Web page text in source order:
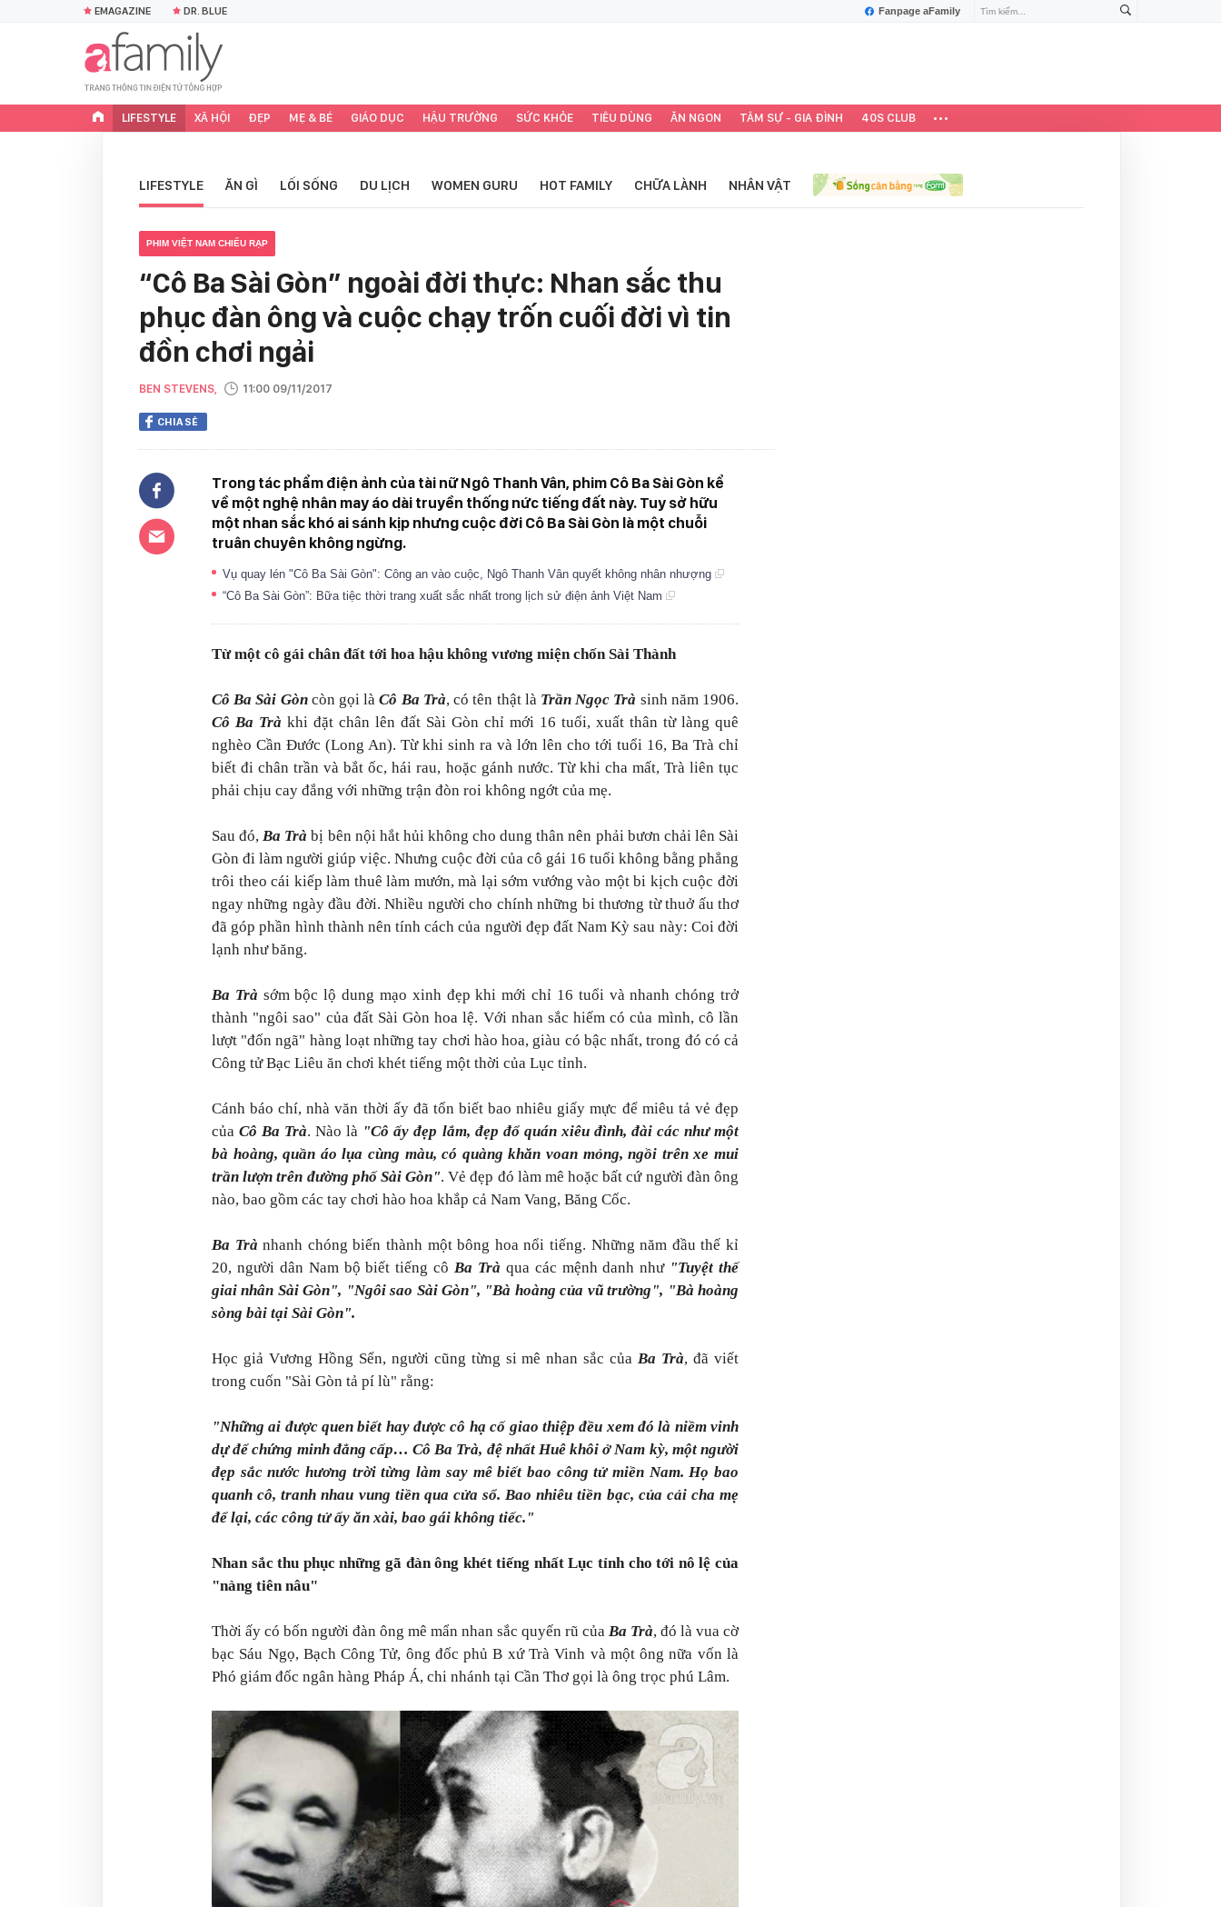
Fanpage aFamily
EMAGAZINE DR. BLUE
LIFESTYLE XÃ HỘI ĐẸP MẸ & BÉ GIÁO DỤC HẬU TRƯỜNG SỨC KHỎE TIÊU DÙNG ĂN NGON TÂM SỰ - GIA ĐÌNH 40S CLUB
LIFESTYLE ĂN GÌ LỐI SỐNG DU LỊCH WOMEN GURU HOT FAMILY CHỮA LÀNH NHÂN VẬT
PHIM VIỆT NAM CHIẾU RẠP
“Cô Ba Sài Gòn” ngoài đời thực: Nhan sắc thu
phục đàn ông và cuộc chạy trốn cuối đời vì tin
đồn chơi ngải
BEN STEVENS, 11:00 09/11/2017
CHIA SẺ
Trong tác phẩm điện ảnh của tài nữ Ngô Thanh Vân, phim Cô Ba Sài Gòn kể
về một nghệ nhân may áo dài truyền thống nức tiếng đất này. Tuy sở hữu
một nhan sắc khó ai sánh kịp nhưng cuộc đời Cô Ba Sài Gòn là một chuỗi
truân chuyên không ngừng.
Vụ quay lén "Cô Ba Sài Gòn": Công an vào cuộc, Ngô Thanh Vân quyết không nhân nhượng
“Cô Ba Sài Gòn”: Bữa tiệc thời trang xuất sắc nhất trong lịch sử điện ảnh Việt Nam
Từ một cô gái chân đất tới hoa hậu không vương miện chốn Sài Thành
Cô Ba Sài Gòncòn gọi làCô Ba Trà, có tên thật là Trần Ngọc Trà sinh năm 1906.
Cô Ba Trà khi đặt chân lên đất Sài Gòn chỉ mới 16 tuổi, xuất thân từ làng quê
nghèo Cần Đước (Long An). Từ khi sinh ra và lớn lên cho tới tuổi 16, Ba Trà chỉ
biết đi chân trần và bắt ốc, hái rau, hoặc gánh nước. Từ khi cha mất, Trà liên tục
phải chịu cay đắng với những trận đòn roi không ngớt của mẹ.
Sau đó,Ba Tràbị bên nội hắt hủi không cho dung thân nên phải bươn chải lên Sài
Gòn đi làm người giúp việc. Nhưng cuộc đời của cô gái 16 tuổi không bằng phẳng
trôi theo cái kiếp làm thuê làm mướn, mà lại sớm vướng vào một bi kịch cuộc đời
ngay những ngày đầu đời. Nhiều người cho chính những bi thương từ thuở ấu thơ
đã góp phần hình thành nên tính cách của người đẹp đất Nam Kỳ sau này: Coi đời
lạnh như băng.
Ba Trà sớm bộc lộ dung mạo xinh đẹp khi mới chỉ 16 tuổi và nhanh chóng trở
thành "ngôi sao" của đất Sài Gòn hoa lệ. Với nhan sắc hiếm có của mình, cô lần
lượt "đốn ngã" hàng loạt những tay chơi hào hoa, giàu có bậc nhất, trong đó có cả
Công tử Bạc Liêu ăn chơi khét tiếng một thời của Lục tỉnh.
Cánh báo chí, nhà văn thời ấy đã tốn biết bao nhiêu giấy mực để miêu tả vẻ đẹp
củaCô Ba Trà. Nào là "Cô ấy đẹp lắm, đẹp đổ quán xiêu đình, đài các như một
bà hoàng, quần áo lụa cùng màu, có quàng khăn voan mỏng, ngồi trên xe mui
trần lượn trên đường phố Sài Gòn". Vẻ đẹp đó làm mê hoặc bất cứ người đàn ông
nào, bao gồm các tay chơi hào hoa khắp cả Nam Vang, Băng Cốc.
Ba Trànhanh chóng biến thành một bông hoa nổi tiếng. Những năm đầu thế kỉ
20, người dân Nam bộ biết tiếng cô Ba Trà qua các mệnh danh như "Tuyệt thế
giai nhân Sài Gòn", "Ngôi sao Sài Gòn", "Bà hoàng của vũ trường", "Bà hoàng
sòng bài tại Sài Gòn".
Học giả Vương Hồng Sển, người cũng từng si mê nhan sắc củaBa Trà, đã viết
trong cuốn "Sài Gòn tả pí lù" rằng:
"Những ai được quen biết hay được cô hạ cố giao thiệp đều xem đó là niềm vinh
dự để chứng minh đẳng cấp… Cô Ba Trà, đệ nhất Huê khôi ở Nam kỳ, một người
đẹp sắc nước hương trời từng làm say mê biết bao công tử miền Nam. Họ bao
quanh cô, tranh nhau vung tiền qua cửa sổ. Bao nhiêu tiền bạc, của cải cha mẹ
để lại, các công tử ấy ăn xài, bao gái không tiếc."
Nhan sắc thu phục những gã đàn ông khét tiếng nhất Lục tỉnh cho tới nô lệ của
"nàng tiên nâu"
Thời ấy có bốn người đàn ông mê mẩn nhan sắc quyến rũ của Ba Trà, đó là vua cờ
bạc Sáu Ngọ, Bạch Công Tử, ông đốc phủ B xứ Trà Vinh và một ông nữa vốn là
Phó giám đốc ngân hàng Pháp Á, chi nhánh tại Cần Thơ gọi là ông trọc phú Lâm.